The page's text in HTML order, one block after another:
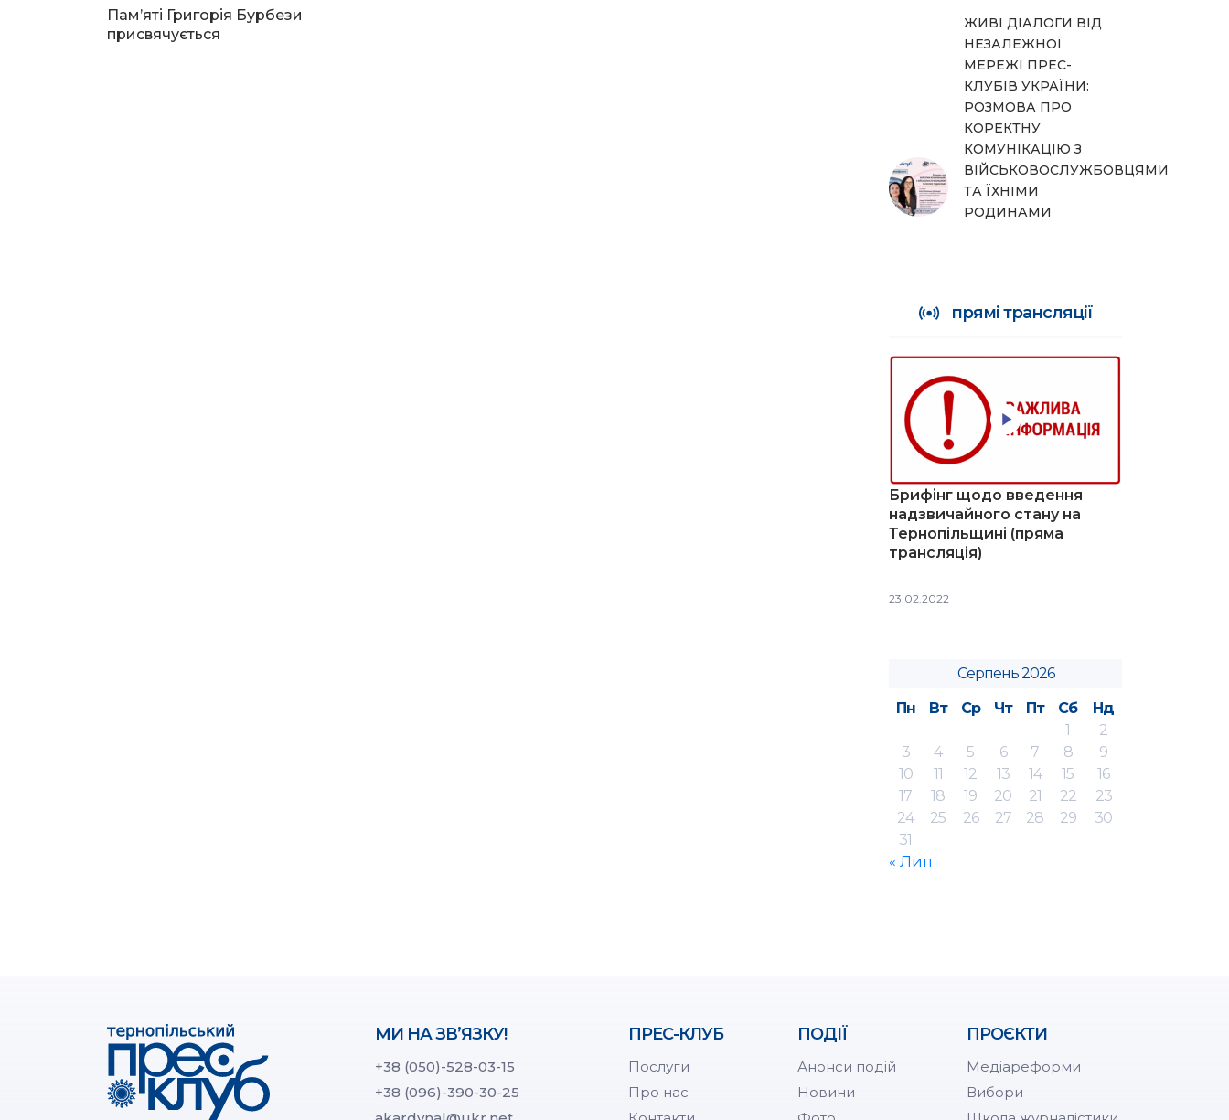
Пам’яті Григорія Бурбези
присвячується
ЖИВІ ДІАЛОГИ ВІД
НЕЗАЛЕЖНОЇ
МЕРЕЖІ ПРЕС-
КЛУБІВ УКРАЇНИ:
РОЗМОВА ПРО
КОРЕКТНУ
КОМУНІКАЦІЮ З
ВІЙСЬКОВОСЛУЖБОВЦЯМИ
ТА ЇХНІМИ
РОДИНАМИ
прямі трансляції
Брифінг щодо введення
надзвичайного стану на
Тернопільщині (пряма
трансляція)
23.02.2022
Серпень 2026
Пн
Вт Ср Чт Пт Сб
Нд
1
2
3
4 5 6 7 8
9
10
11 12 13 14 15
16
17
18 19 20 21 22
23
24
25 26 27 28 29
30
31
« Лип
МИ НА ЗВ’ЯЗКУ!
+38 (050)-528-03-15
+38 (096)-390-30-25
ПРЕС-КЛУБ
Послуги
Про нас
ПОДІЇ
Анонси подій
Новини
ПРОЄКТИ
Медіареформи
Вибори